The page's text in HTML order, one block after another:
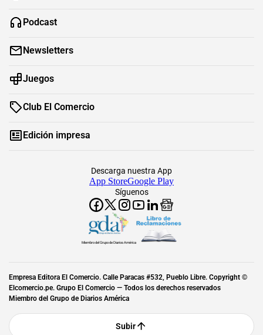
Podcast
Newsletters
Juegos
Club El Comercio
Edición impresa
Síguenos
Descarga nuestra App
App StoreGoogle Play
Miembro del Grupo de Diarios América
Empresa Editora El Comercio. Calle Paracas #532, Pueblo Libre. Copyright ©
Elcomercio.pe. Grupo El Comercio — Todos los derechos reservados
Miembro del Grupo de Diarios América
Subir